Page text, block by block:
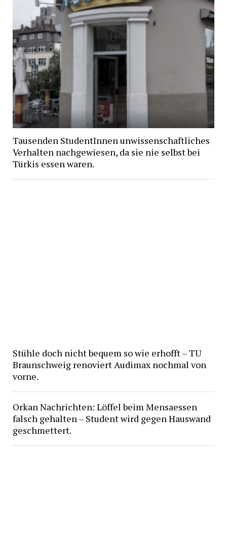
Tausenden StudentInnen unwissenschaftliches
Verhalten nachgewiesen, da sie nie selbst bei
Türkis essen waren.
Stühle doch nicht bequem so wie erhofft – TU
Braunschweig renoviert Audimax nochmal von
vorne.
Orkan Nachrichten: Löffel beim Mensaessen
falsch gehalten – Student wird gegen Hauswand
geschmettert.